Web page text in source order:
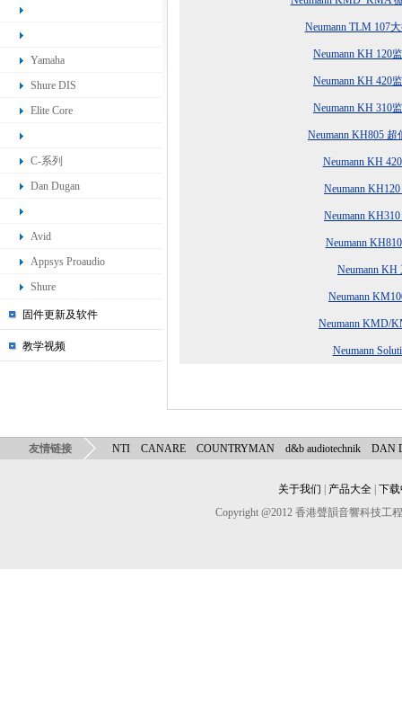
Yamaha
Shure DIS
Elite Core
C-系列
Dan Dugan
Avid
Appsys Proaudio
Shure
固件更新及软件
教学视频
Neumann TLM 107
Neumann KH 120
Neumann KH 420
Neumann KH 310
Neumann KH805
Neumann KH
Neumann
Neumann
Neumann
Neumann
Neumann
Neumann KMD/
Neumann
友情链接 NTI CANARE COUNTRYMAN d&b audiotechnik DAN
关于我们 产品大全 下
Copyright @2012 香港聲韻音響科技工